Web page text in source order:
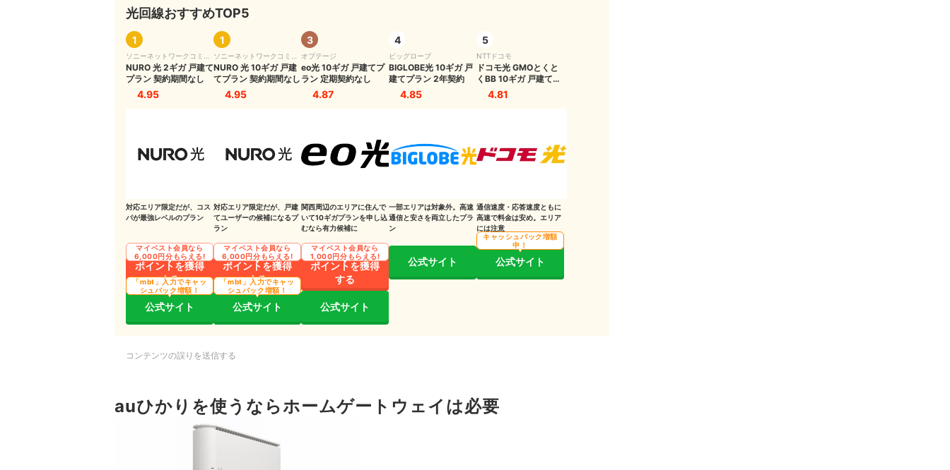
auひかりで自前のWi-Fiルーターを使うメリット
Wi-Fiルーターを自由に選べる
毎月660円払う必要がない
auひかりで自前のWi-Fiルーターを使うときのデメリット
自分に合うWi-Fiルーターを探す必要がある
auひかりのWi-Fiが繋がりにくいときの対処法は？ "
ホームゲートウェイのルーター機能をオフにするには？
インターネット回線を比較検討したい人は以下の記事もチェック
光回線おすすめTOP5
1
ソニーネットワークコミュ
ニケーションズ
NURO 光 2ギガ 戸建て
プラン 契約期間なし
4.95
対応エリア限定だが、コス
パが最強レベルのプラン
ポイントを獲得
する
マイベスト会員なら
6,000円分もらえる!
公式サイト
「mbt」入力でキャッ
シュバック増額！
1
ソニーネットワークコミュ
ニケーションズ
NURO 光 10ギガ 戸建
てプラン 契約期間なし
4.95
対応エリア限定だが、戸建
てユーザーの候補になるプ
ラン
ポイントを獲得
する
マイベスト会員なら
6,000円分もらえる!
公式サイト
「mbt」入力でキャッ
シュバック増額！
3
オプテージ
eo光 10ギガ 戸建てプ
ラン 定期契約なし
4.87
関西周辺のエリアに住んで
いて10ギガプランを申し込
むなら有力候補に
ポイントを獲得
する
マイベスト会員なら
1,000円分もらえる!
公式サイト
4
ビッグローブ
BIGLOBE光 10ギガ 戸
建てプラン 2年契約
4.85
一部エリアは対象外。高速
通信と安さを両立したプラ
ン
公式サイト
5
NTTドコモ
ドコモ光 GMOとくと
くBB 10ギガ 戸建てプ
ラン 2年契約
4.81
通信速度・応答速度ともに
高速で料金は安め。エリア
には注意
公式サイト
キャッシュバック増額
中！
コンテンツの誤りを送信する
auひかりを使うならホームゲートウェイは必要